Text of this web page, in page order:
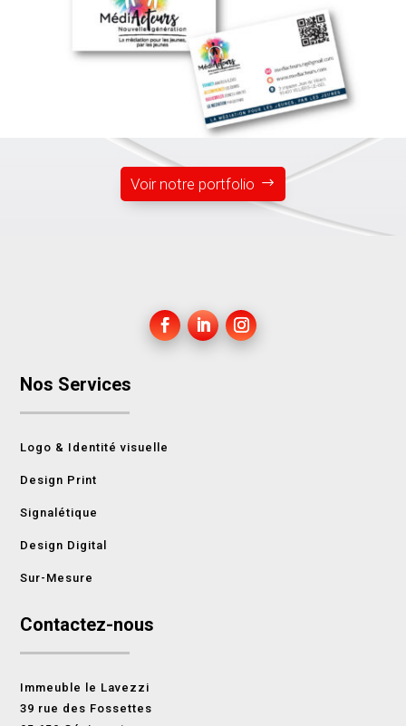
Voir notre portfolio
Nos Services
Logo & Identité visuelle
Design Print
Signalétique
Design Digital
Sur-Mesure
Contactez-nous
Immeuble le Lavezzi
39 rue des Fossettes